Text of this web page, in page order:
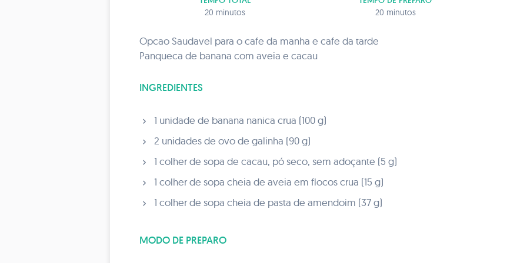
20 minutos
20 minutos
Opcao Saudavel para o cafe da manha e cafe da tarde
Panqueca de banana com aveia e cacau
INGREDIENTES
1 unidade de banana nanica crua (100 g)
2 unidades de ovo de galinha (90 g)
1 colher de sopa de cacau, pó seco, sem adoçante (5 g)
1 colher de sopa cheia de aveia em flocos crua (15 g)
1 colher de sopa cheia de pasta de amendoim (37 g)
MODO DE PREPARO